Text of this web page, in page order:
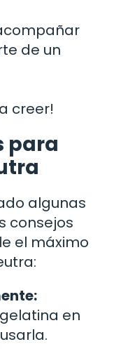
de un
creer!
para
algunas
consejos
el máximo
en